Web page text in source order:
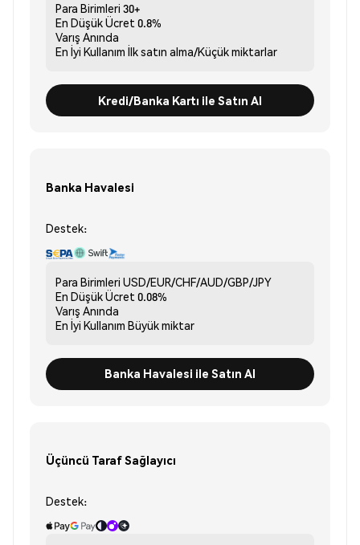
Para Birimleri 30+
En Düşük Ücret 0.8%
Varış Anında
En İyi Kullanım İlk satın alma/Küçük miktarlar
Kredi/Banka Kartı ile Satın Al
Banka Havalesi
Destek:
Para Birimleri USD/EUR/CHF/AUD/GBP/JPY
En Düşük Ücret 0.08%
Varış Anında
En İyi Kullanım Büyük miktar
Banka Havalesi ile Satın Al
Üçüncü Taraf Sağlayıcı
Destek: